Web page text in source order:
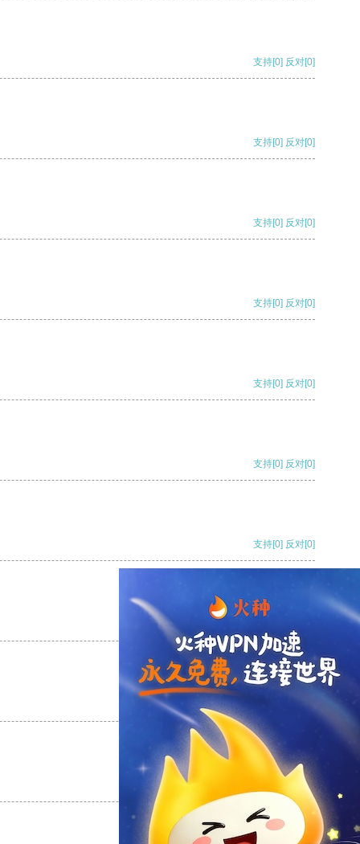
支持[0] 反对[0]
支持[0] 反对[0]
支持[0] 反对[0]
支持[0] 反对[0]
支持[0] 反对[0]
支持[0] 反对[0]
支持[0] 反对[0]
反对
反对[0]